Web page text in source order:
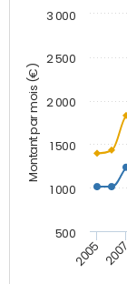
Montant par mois (€)
2005 2007
500
1 000
1 500
2 000
2 500
3 000